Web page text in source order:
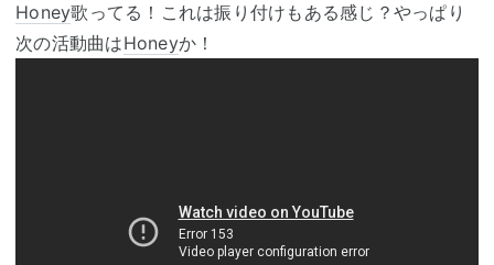
Honey歌ってる！これは振り付けもある感じ？やっぱり
次の活動曲はHoneyか！